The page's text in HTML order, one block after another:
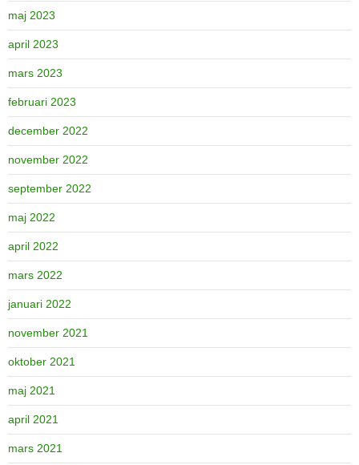
maj 2023
april 2023
mars 2023
februari 2023
december 2022
november 2022
september 2022
maj 2022
april 2022
mars 2022
januari 2022
november 2021
oktober 2021
maj 2021
april 2021
mars 2021